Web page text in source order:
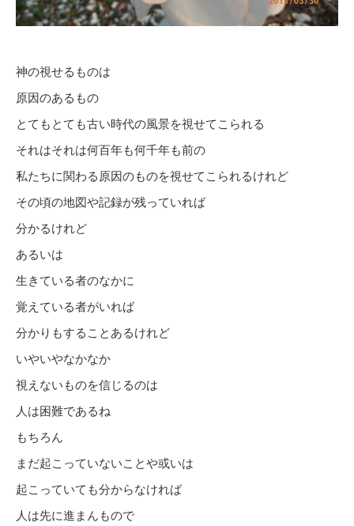
神の視せるものは
原因のあるもの
とてもとても古い時代の風景を視せてこられる
それはそれは何百年も何千年も前の
私たちに関わる原因のものを視せてこられるけれど
その頃の地図や記録が残っていれば
分かるけれど
あるいは
生きている者のなかに
覚えている者がいれば
分かりもすることあるけれど
いやいやなかなか
視えないものを信じるのは
人は困難であるね
もちろん
まだ起こっていないことや或いは
起こっていても分からなければ
人は先に進まんもので